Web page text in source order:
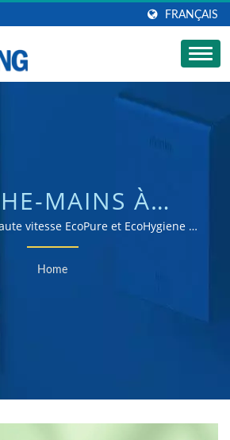
FRANÇAIS
MAINS À
– SOLUTION
MAINS À
VITESSE
ET
| FABRICANT
SIÈGES DE
vitesse EcoPure et EcoHygiene |
mains et de distributeurs de savon
ISO 9001 & 14001
Home